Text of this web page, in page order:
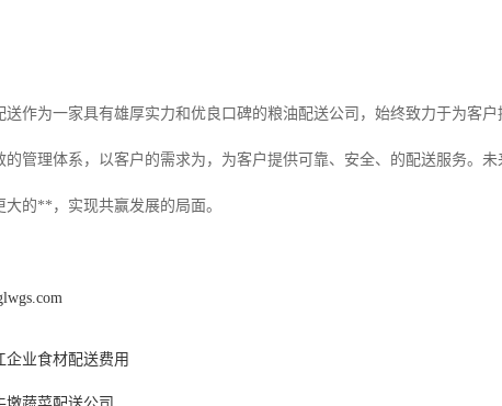
送作为一家具有雄厚实力和优良口碑的粮油配送公司，始终致力于为客
的管理体系，以客户的需求为，为客户提供可靠、安全、的配送服务。
大的**，实现共赢发展的局面。
企业食材配送费用